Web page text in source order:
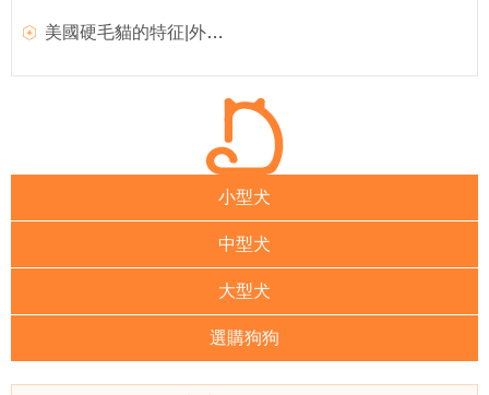
美國硬毛貓的特征|外形|被毛|性格|體型特征
小型犬
中型犬
大型犬
選購狗狗